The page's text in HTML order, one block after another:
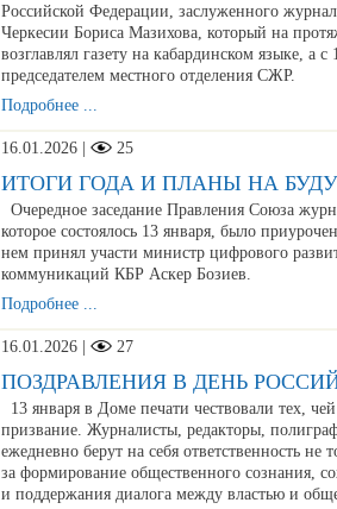
Российской Федерации, заслуженного
Черкесии Бориса Мазихова, который на
возглавлял газету на кабардинском языке, а
председателем местного отделения СЖР.
Подробнее ...
16.01.2026 | 25
ИТОГИ ГОДА И ПЛАНЫ НА
Очередное заседание Правления Союза
которое состоялось 13 января, было
нем принял участи министр цифрового
коммуникаций КБР Аскер Бозиев.
Подробнее ...
16.01.2026 | 27
ПОЗДРАВЛЕНИЯ В ДЕНЬ
13 января в Доме печати чествовали тех,
призвание. Журналисты, редакторы,
ежедневно берут на себя ответственность не
за формирование общественного сознания,
и поддержания диалога между властью и